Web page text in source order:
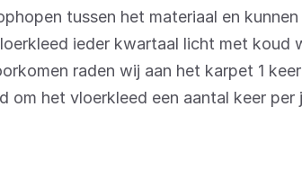
tussen het materiaal en
ieder kwartaal licht met koud
raden wij aan het karpet 1
om het vloerkleed een aantal keer